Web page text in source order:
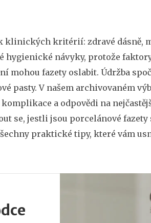
klinických kritérií: zdravé
hygienické návyky, protože
mohou fazety oslabit. Údržba
V našem archivovaném
a odpovědi na
se, jestli jsou porcelánové fazety
praktické tipy, které vám